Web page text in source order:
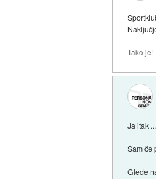
Tako je!
Ja itak ...
Sam če
Glede